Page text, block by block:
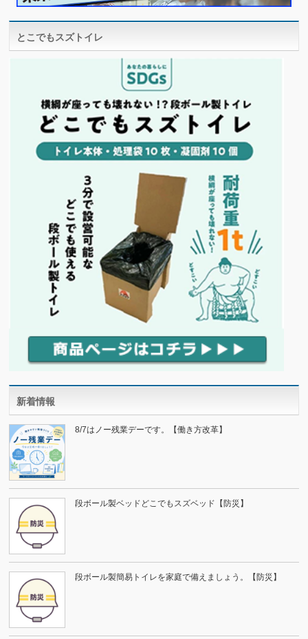
とこでもスズトイレ
新着情報
8/7はノー残業デーです。【働き方改革】
段ボール製ベッドどこでもスズベッド【防災】
段ボール製簡易トイレを家庭で備えましょう。【防災】